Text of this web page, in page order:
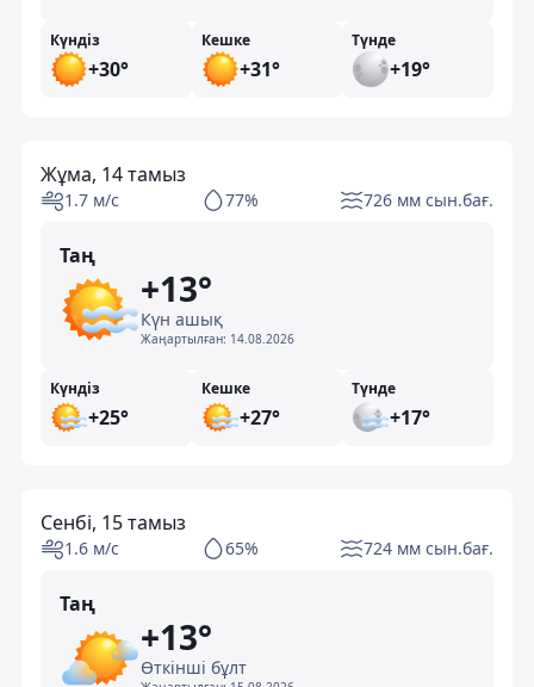
Күндіз
+30°
Кешке
+31°
Түнде
+19°
Жұма, 14 тамыз
1.7 м/с 77% 726 мм сын.бағ.
Таң
+13°
Күн ашық
Жаңартылған: 14.08.2026
Күндіз
+25°
Кешке
+27°
Түнде
+17°
Сенбі, 15 тамыз
1.6 м/с 65% 724 мм сын.бағ.
Таң
+13°
Өткінші бұлт